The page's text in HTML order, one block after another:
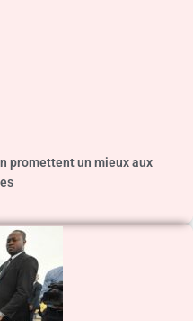
promettent un mieux aux